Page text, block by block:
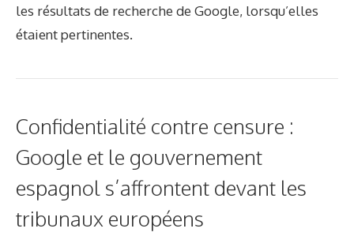
les résultats de recherche de Google, lorsqu’elles
étaient pertinentes.
Confidentialité contre censure :
Google et le gouvernement
espagnol s’affrontent devant les
tribunaux européens